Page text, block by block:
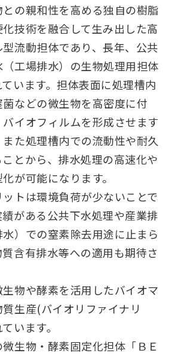
の親和性を高める独自の樹脂
技術を融合して生み出した高
流動担体であり、長年、公共
工場排水）の生物処理用担体
います。担体表面に処理槽内
などの微生物を高密度に付
イオフィルムを形成させます
また処理槽内での流動性や耐久
とから、排水処理の高速化や
が可能になります。
トは環境負荷が少ないことで
がある公共下水処理や産業排
）での窒素除去用途に止まら
含有排水等への適用も期待さ
物や酵素を活用したバイオマ
生産(バイオリファイナリ
います。
生物・酵素固定化担体「ＢＥ